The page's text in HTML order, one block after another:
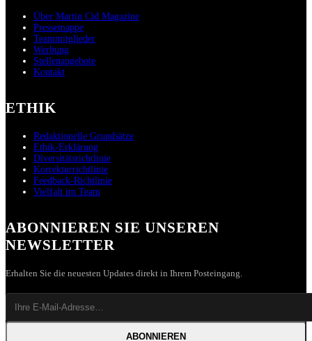
Über Martin Cid Magazine
Pressemappe
Teammitglieder
Werbung
Stellenangebote
Kontakt
ETHIK
Redaktionelle Grundsätze
Ethik-Erklärung
Diversitätsrichtlinie
Korrekturrichtlinie
Feedback-Richtlinie
Vielfalt im Team
ABONNIEREN SIE UNSEREN
NEWSLETTER
Erhalten Sie die neuesten Updates direkt in Ihrem Posteingang.
ABONNIEREN